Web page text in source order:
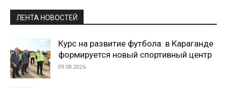
ЛЕНТА НОВОСТЕЙ
Курс на развитие футбола: в Караганде
формируется новый спортивный центр
09.08.2026